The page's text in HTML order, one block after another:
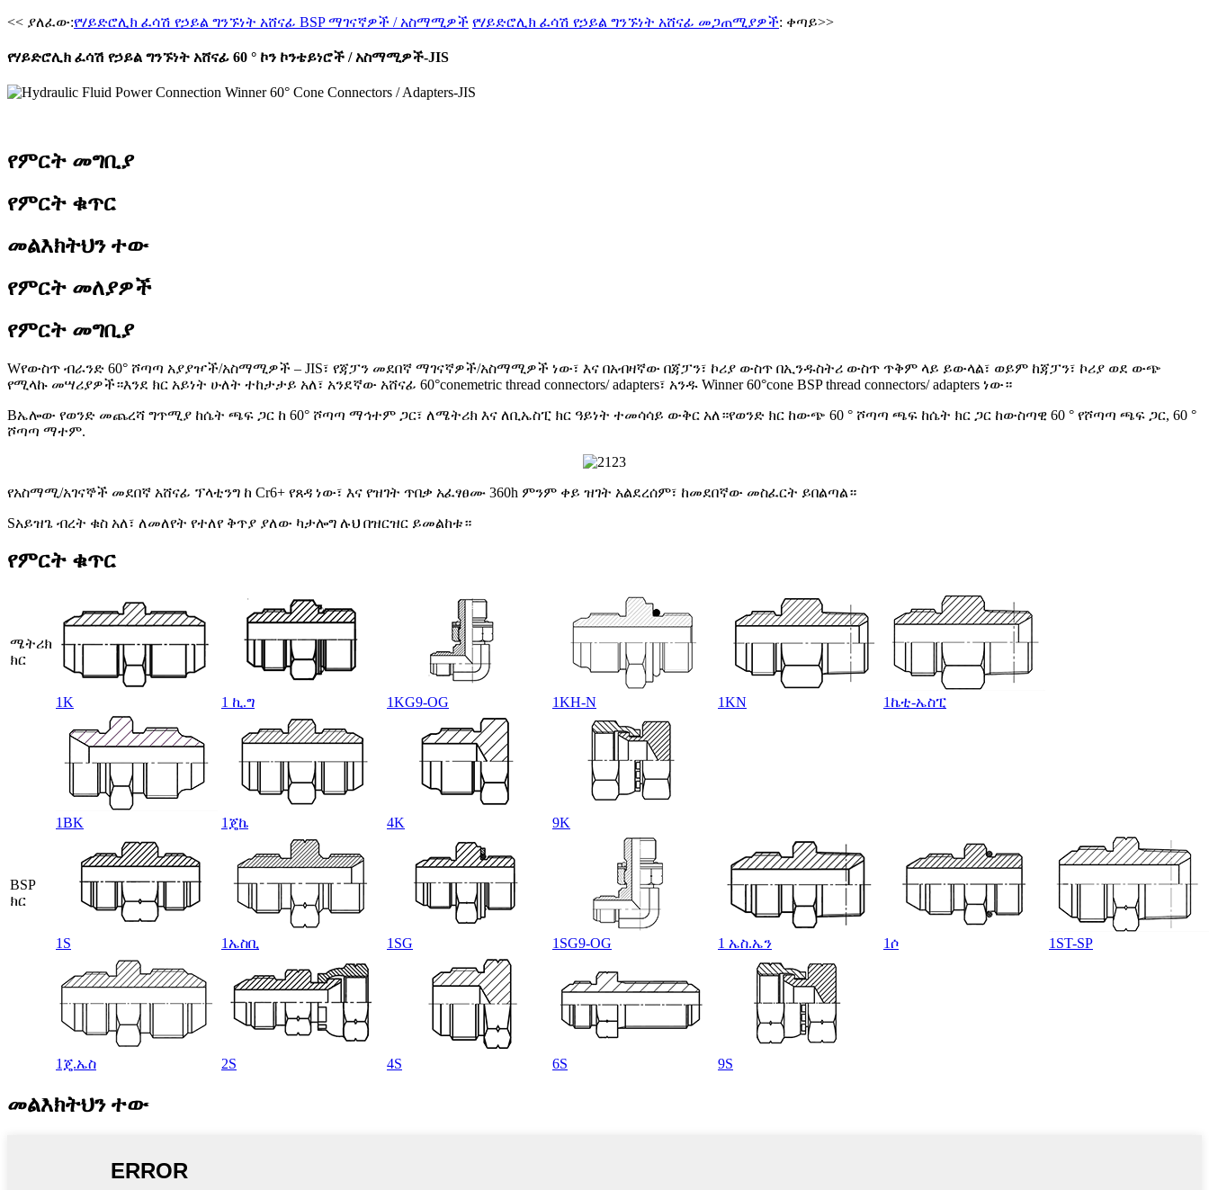
<< ያለፈው:የሃይድሮሊክ ፈሳሽ የኃይል ግንኙነት አሸናፊ BSP ማገናኛዎች / አስማሚዎች የሃይድሮሊክ ፈሳሽ የኃይል ግንኙነት አሸናፊ መጋጠሚያዎች: ቀጣይ>>
የሃይድሮሊክ ፈሳሽ የኃይል ግንኙነት አሸናፊ 60 ° ኮን ኮንቴይነሮች / አስማሚዎች-JIS
የምርት መግቢያ
የምርት ቁጥር
መልእክትህን ተው
የምርት መለያዎች
የምርት መግቢያ
Wየውስጥ ብራንድ 60° ሾጣጣ አያያዦች/አስማሚዎች – JIS፣ የጃፓን መደበኛ ማገናኛዎች/አስማሚዎች ነው፣ እና በአብዛኛው በጃፓን፣ ኮሪያ ውስጥ በኢንዱስትሪ ውስጥ ጥቅም ላይ ይውላል፣ ወይም ከጃፓን፣ ኮሪያ ወደ ውጭ
የሚላኩ መሣሪያዎች።እንደ ክር አይነት ሁለት ተከታታይ አለ፣ አንደኛው አሸናፊ 60°conemetric thread connectors/ adapters፣ አንዱ Winner 60°cone BSP thread connectors/ adapters ነው።
Bኤሎው የወንድ መጨረሻ ግጥሚያ ከሴት ጫፍ ጋር ከ 60° ሾጣጣ ማኅተም ጋር፣ ለሜትሪክ እና ለቢኤስፒ ክር ዓይነት ተመሳሳይ ውቅር አለ።የወንድ ክር ከውጭ 60 ° ሾጣጣ ጫፍ ከሴት ክር ጋር ከውስጣዊ 60 ° የሾጣጣ ጫፍ ጋር, 60 °
ሾጣጣ ማተም.
የአስማሚ/አገናኞች መደበኛ አሸናፊ ፕላቲንግ ከ Cr6+ የጸዳ ነው፣ እና የዝገት ጥበቃ አፈፃፀሙ 360h ምንም ቀይ ዝገት አልደረሰም፣ ከመደበኛው መስፈርት ይበልጣል።
Sአይዝጌ ብረት ቁስ አለ፣ ለመለየት የተለየ ቅጥያ ያለው ካታሎግ ሉህ በዝርዝር ይመልከቱ።
የምርት ቁጥር
ሜትሪክ
ክር
1K 1 ኪ.ግ 1KG9-OG 1KH-N 1KN 1ኬቲ-ኤስፒ
1BK 1ጄኬ 4K 9K
BSP
ክር
1S 1ኤስቢ 1SG 1SG9-OG 1 ኤስ.ኤን 1ሶ 1ST-SP
1ጄ.ኤስ 2S 4S 6S 9S
መልእክትህን ተው